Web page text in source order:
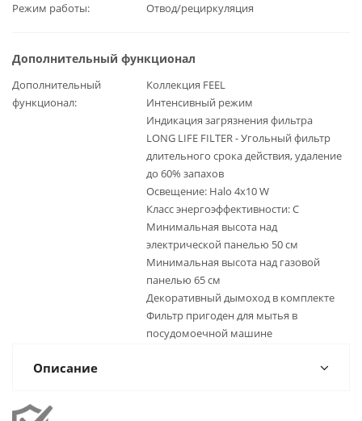
Режим работы
Отвод/рециркуляция
Дополнительный функционал
Дополнительный
функционал
Коллекция FEEL
Интенсивный режим
Индикация загрязнения фильтра
LONG LIFE FILTER - Угольный фильтр
длительного срока действия, удаление
до 60% запахов
Освещение: Halo 4x10 W
Класс энергоэффективности: C
Минимальная высота над
электрической панелью 50 см
Минимальная высота над газовой
панелью 65 см
Декоративный дымоход в комплекте
Фильтр пригоден для мытья в
посудомоечной машине
Описание